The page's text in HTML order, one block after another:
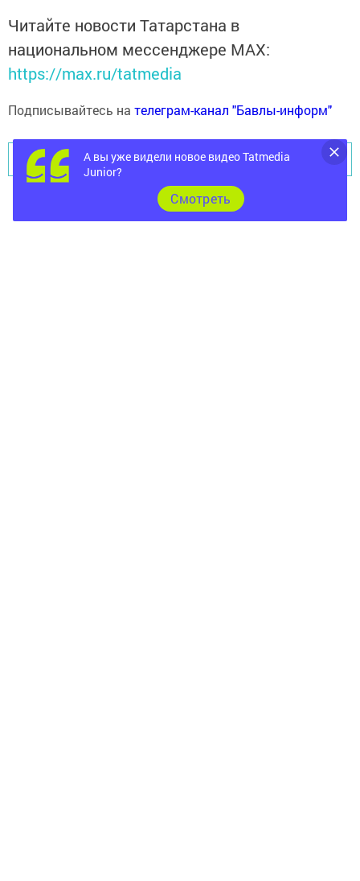
Читайте новости Татарстана в
национальном мессенджере MАХ:
https://max.ru/tatmedia
Подписывайтесь на телеграм-канал "Бавлы-информ"
Перейти на страницу новости
А вы уже видели новое видео Tatmedia
Junior?
Cмотреть